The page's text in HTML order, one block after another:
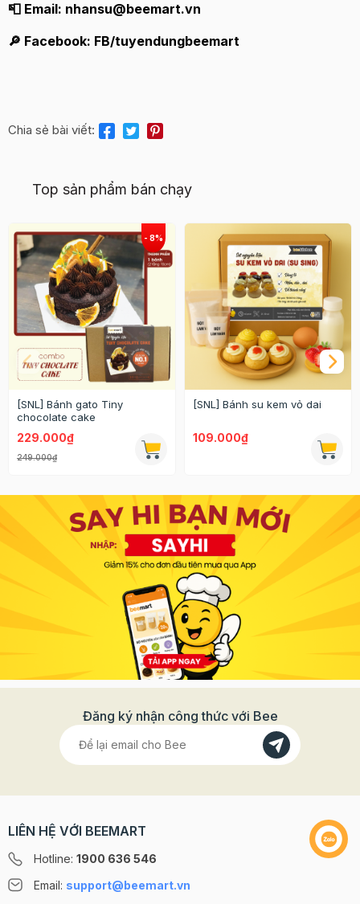
📮 Email: nhansu@beemart.vn
🔎 Facebook: FB/tuyendungbeemart
Chia sẻ bài viết:
Top sản phẩm bán chạy
[SNL] Bánh gato Tiny
chocolate cake
229.000₫
249.000₫
[SNL] Bánh su kem vỏ dai
109.000₫
Đăng ký nhận công thức với Bee
LIÊN HỆ VỚI BEEMART
Hotline: 1900 636 546
Email: support@beemart.vn